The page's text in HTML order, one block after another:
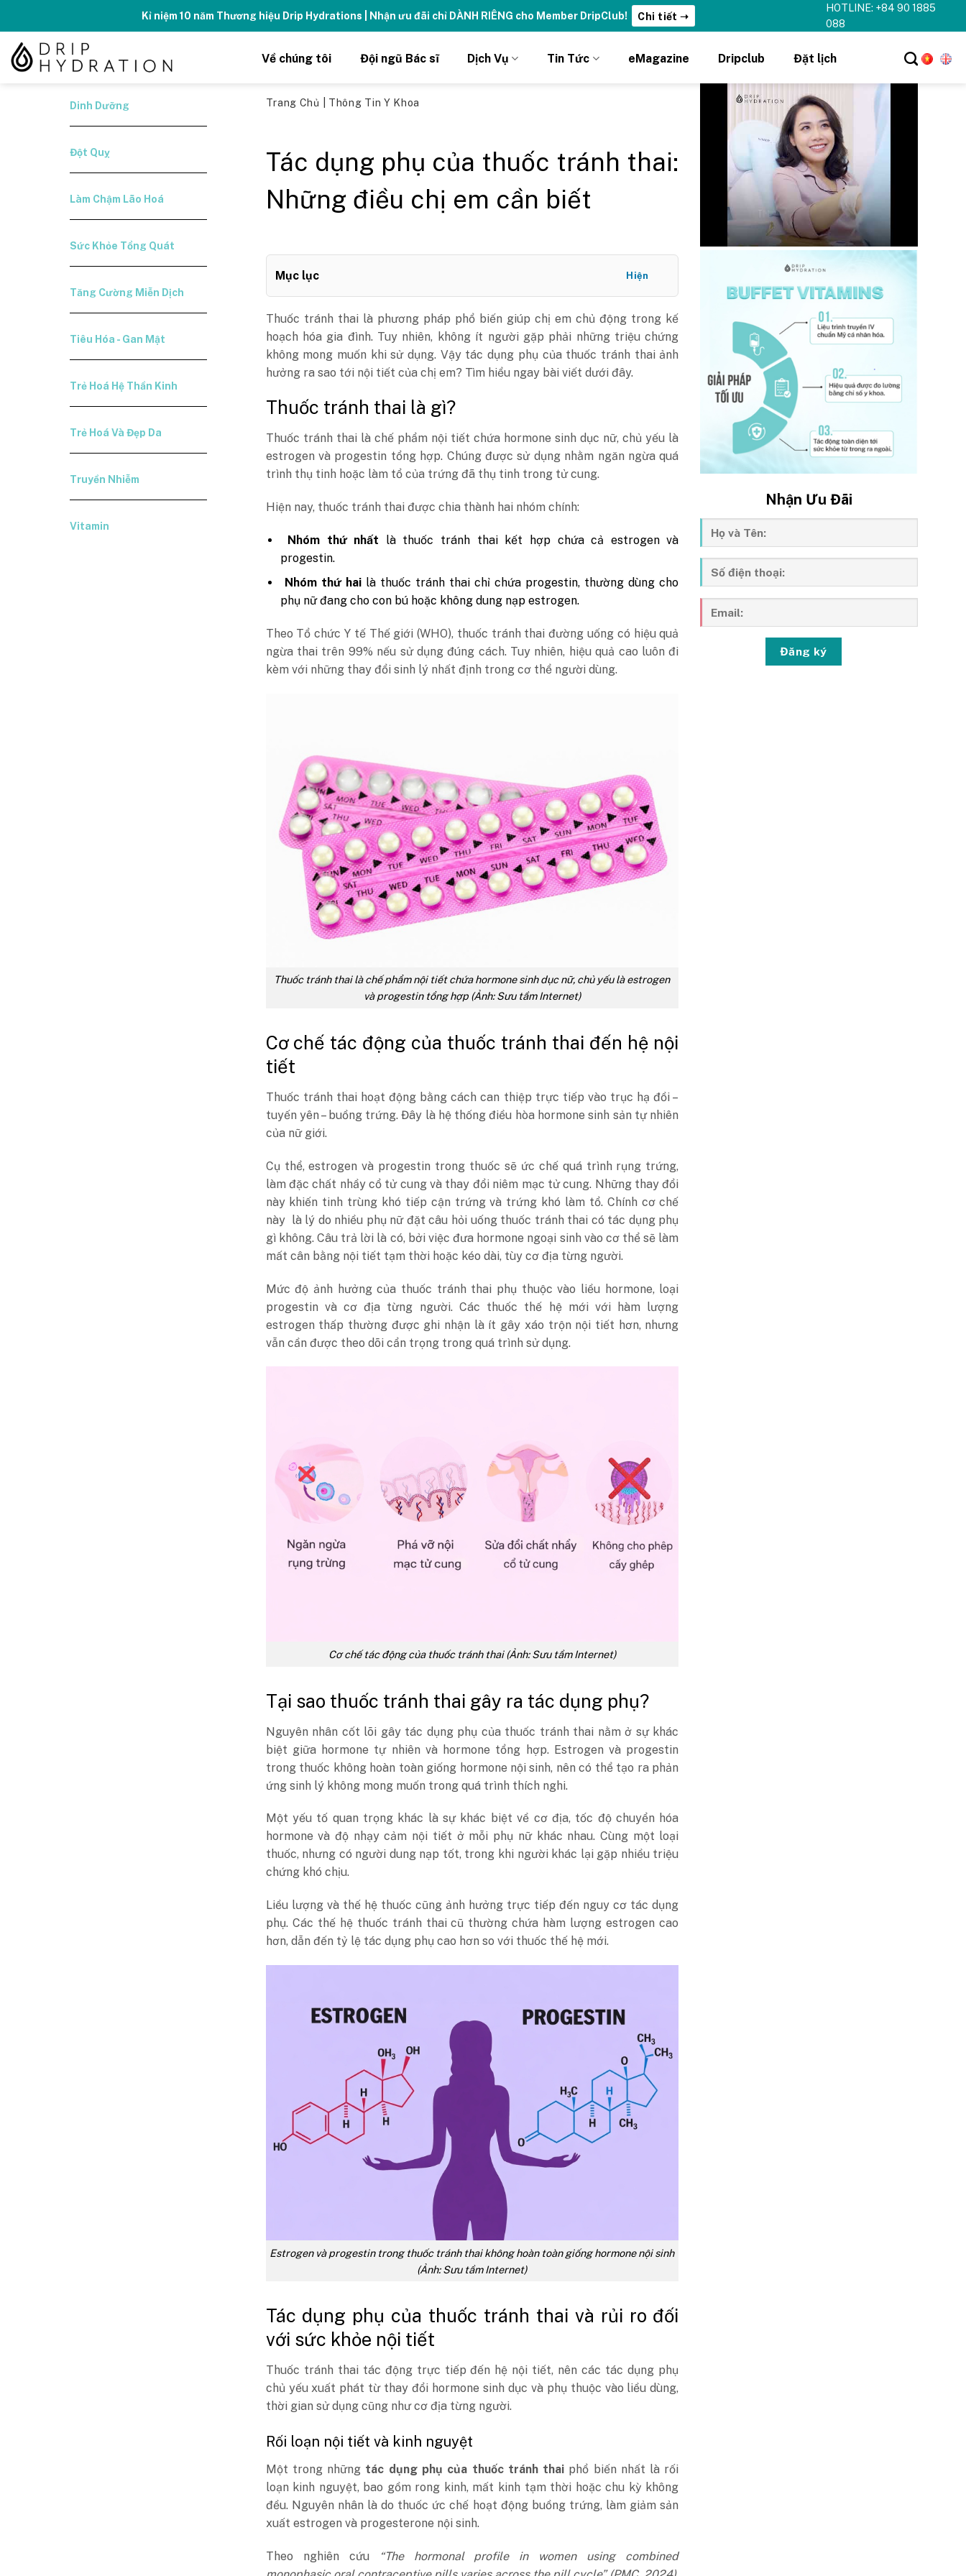
content
Tăng năng lượng - sống đỉnh cao với thẻ Vitamin Drip Membership. Xem ngay ➝
HOTLINE: +84 90 1885
088
Về chúng tôi Đội ngũ Bác sĩ Dịch Vụ Tin Tức eMagazine Dripclub Đặt lịch
Dinh Dưỡng
Đột Quỵ
Làm Chậm Lão Hoá
Sức Khỏe Tổng Quát
Tăng Cường Miễn Dịch
Tiêu Hóa - Gan Mật
Trẻ Hoá Hệ Thần Kinh
Trẻ Hoá Và Đẹp Da
Truyền Nhiễm
Vitamin
Trang Chủ Thông Tin Y Khoa
Tác dụng phụ của thuốc tránh thai:
Những điều chị em cần biết
Mục lục Hiện
Thuốc tránh thai là phương pháp phổ biến giúp chị em chủ động trong kế
hoạch hóa gia đình. Tuy nhiên, không ít người gặp phải những triệu chứng
không mong muốn khi sử dụng. Vậy tác dụng phụ của thuốc tránh thai ảnh
hưởng ra sao tới nội tiết của chị em? Tìm hiểu ngay bài viết dưới đây.
Thuốc tránh thai là gì?
Thuốc tránh thai là chế phẩm nội tiết chứa hormone sinh dục nữ, chủ yếu là
estrogen và progestin tổng hợp. Chúng được sử dụng nhằm ngăn ngừa quá
trình thụ tinh hoặc làm tổ của trứng đã thụ tinh trong tử cung.
Hiện nay, thuốc tránh thai được chia thành hai nhóm chính:
Nhóm thứ nhất là thuốc tránh thai kết hợp chứa cả estrogen và
progestin.
Nhóm thứ hai là thuốc tránh thai chỉ chứa progestin, thường dùng cho
phụ nữ đang cho con bú hoặc không dung nạp estrogen.
Theo Tổ chức Y tế Thế giới (WHO), thuốc tránh thai đường uống có hiệu quả
ngừa thai trên 99% nếu sử dụng đúng cách. Tuy nhiên, hiệu quả cao luôn đi
kèm với những thay đổi sinh lý nhất định trong cơ thể người dùng.
Thuốc tránh thai là chế phẩm nội tiết chứa hormone sinh dục nữ, chủ yếu là estrogen
và progestin tổng hợp (Ảnh: Sưu tầm Internet)
Cơ chế tác động của thuốc tránh thai đến hệ nội
tiết
Thuốc tránh thai hoạt động bằng cách can thiệp trực tiếp vào trục hạ đồi –
tuyến yên – buồng trứng. Đây là hệ thống điều hòa hormone sinh sản tự nhiên
của nữ giới.
Cụ thể, estrogen và progestin trong thuốc sẽ ức chế quá trình rụng trứng,
làm đặc chất nhầy cổ tử cung và thay đổi niêm mạc tử cung. Những thay đổi
này khiến tinh trùng khó tiếp cận trứng và trứng khó làm tổ. Chính cơ chế
này là lý do nhiều phụ nữ đặt câu hỏi uống thuốc tránh thai có tác dụng phụ
gì không. Câu trả lời là có, bởi việc đưa hormone ngoại sinh vào cơ thể sẽ làm
mất cân bằng nội tiết tạm thời hoặc kéo dài, tùy cơ địa từng người.
Mức độ ảnh hưởng của thuốc tránh thai phụ thuộc vào liều hormone, loại
progestin và cơ địa từng người. Các thuốc thế hệ mới với hàm lượng
estrogen thấp thường được ghi nhận là ít gây xáo trộn nội tiết hơn, nhưng
vẫn cần được theo dõi cẩn trọng trong quá trình sử dụng.
Cơ chế tác động của thuốc tránh thai (Ảnh: Sưu tầm Internet)
Tại sao thuốc tránh thai gây ra tác dụng phụ?
Nguyên nhân cốt lõi gây tác dụng phụ của thuốc tránh thai nằm ở sự khác
biệt giữa hormone tự nhiên và hormone tổng hợp. Estrogen và progestin
trong thuốc không hoàn toàn giống hormone nội sinh, nên có thể tạo ra phản
ứng sinh lý không mong muốn trong quá trình thích nghi.
Một yếu tố quan trọng khác là sự khác biệt về cơ địa, tốc độ chuyển hóa
hormone và độ nhạy cảm nội tiết ở mỗi phụ nữ khác nhau. Cùng một loại
thuốc, nhưng có người dung nạp tốt, trong khi người khác lại gặp nhiều triệu
chứng khó chịu.
Liều lượng và thế hệ thuốc cũng ảnh hưởng trực tiếp đến nguy cơ tác dụng
phụ. Các thế hệ thuốc tránh thai cũ thường chứa hàm lượng estrogen cao
hơn, dẫn đến tỷ lệ tác dụng phụ cao hơn so với thuốc thế hệ mới.
Estrogen và progestin trong thuốc tránh thai không hoàn toàn giống hormone nội sinh
(Ảnh: Sưu tầm Internet)
Tác dụng phụ của thuốc tránh thai và rủi ro đối
với sức khỏe nội tiết
Thuốc tránh thai tác động trực tiếp đến hệ nội tiết, nên các tác dụng phụ
chủ yếu xuất phát từ thay đổi hormone sinh dục và phụ thuộc vào liều dùng,
thời gian sử dụng cũng như cơ địa từng người.
Rối loạn nội tiết và kinh nguyệt
Một trong những tác dụng phụ của thuốc tránh thai phổ biến nhất là rối
loạn kinh nguyệt, bao gồm rong kinh, mất kinh tạm thời hoặc chu kỳ không
đều. Nguyên nhân là do thuốc ức chế hoạt động buồng trứng, làm giảm sản
xuất estrogen và progesterone nội sinh.
Theo nghiên cứu
“The hormonal profile in women using combined
Nhận Ưu Đãi
Đăng ký